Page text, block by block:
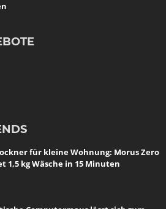
für kleine Wohnung: Morus Zero
1,5 kg Wäsche in 15 Minuten